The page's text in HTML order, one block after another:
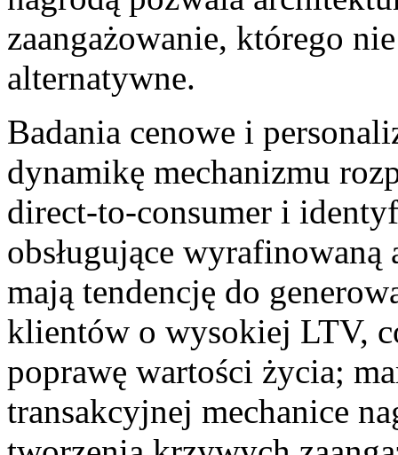
zaangażowanie, którego
alternatywne.
Badania cenowe i
dynamikę mechanizmu
direct-to-consumer i
obsługujące
mają tendencję do
klientów o wysokiej LTV,
poprawę wartości życia;
transakcyjnej mechanice